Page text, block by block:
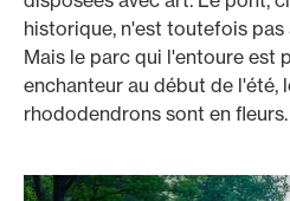
historique, n'est toutefois
Mais le parc qui l'entoure est
enchanteur au début de l'été,
rhododendrons sont en fleurs.